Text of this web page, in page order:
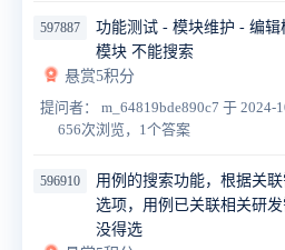
597887
功能测试 - 模块维护 - 编辑
模块 不能搜索
悬赏5积分
提问者： m_64819bde890c7 于 2024-
656次浏览，1个答案
596910
用例的搜索功能，根据关
选项，用例已关联相关研
没得选